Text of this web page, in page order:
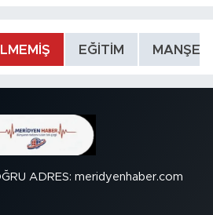
EĞİTİM MANŞET
ADRES: meridyenhaber.com